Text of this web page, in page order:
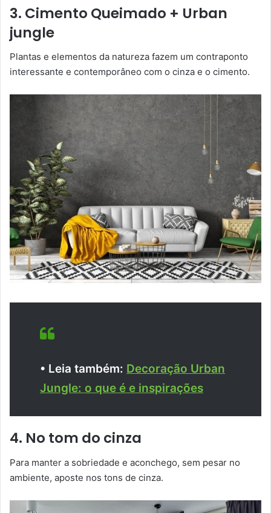
3. Cimento Queimado + Urban
jungle
Plantas e elementos da natureza fazem um contraponto
interessante e contemporâneo com o cinza e o cimento.
• Leia também: Decoração Urban
Jungle: o que é e inspirações
4. No tom do cinza
Para manter a sobriedade e aconchego, sem pesar no
ambiente, aposte nos tons de cinza.